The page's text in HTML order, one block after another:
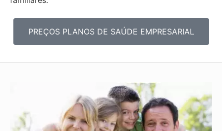
PREÇOS PLANOS DE SAÚDE EMPRESARIAL